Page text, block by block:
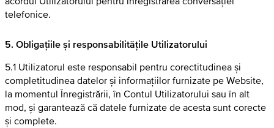
telefonice.
5. Obligațiile și responsabilitățile Utilizatorului
5.1 Utilizatorul este responsabil pentru corectitudinea și
completitudinea datelor și informațiilor furnizate pe Website,
la momentul Înregistrării, în Contul Utilizatorului sau în alt
mod, și garantează că datele furnizate de acesta sunt corecte
și complete.